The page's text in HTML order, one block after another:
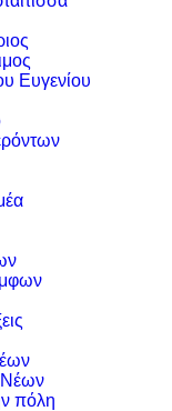
Ευγενίου
Νέων
πόλη